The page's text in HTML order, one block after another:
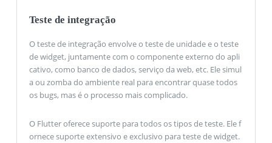
Teste de integração
O teste de integração envolve o teste de unidade e o teste
de widget, juntamente com o componente externo do apli
cativo, como banco de dados, serviço da web, etc. Ele simul
a ou zomba do ambiente real para encontrar quase todos
os bugs, mas é o processo mais complicado.
O Flutter oferece suporte para todos os tipos de teste. Ele f
ornece suporte extensivo e exclusivo para teste de widget.